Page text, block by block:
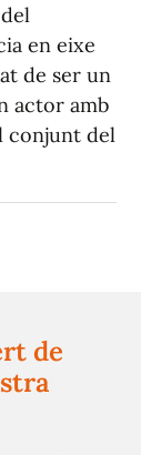
en eixe
de ser un
actor amb
conjunt del
de